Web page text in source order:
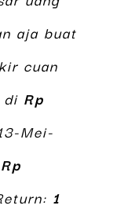
aja buat
cuan
di Rp
Mei-
Rp
1